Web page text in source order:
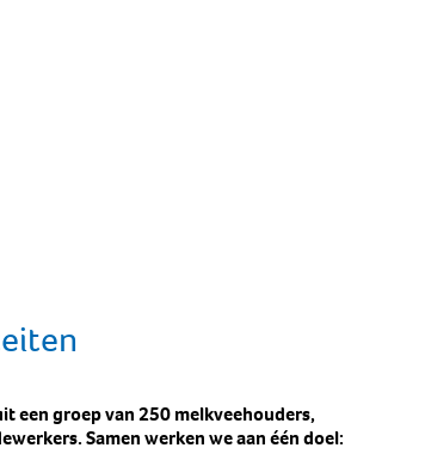
een groep van 250 melkveehouders,
Samen werken we aan één doel: